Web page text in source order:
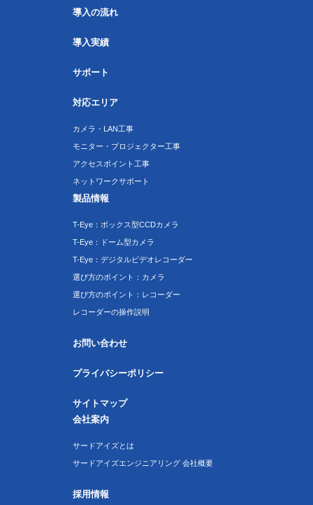
導入の流れ
導入実績
サポート
対応エリア
カメラ・LAN工事
モニター・プロジェクター工事
アクセスポイント工事
ネットワークサポート
製品情報
T-Eye：ボックス型CCDカメラ
T-Eye：ドーム型カメラ
T-Eye：デジタルビデオレコーダー
選び方のポイント：カメラ
選び方のポイント：レコーダー
レコーダーの操作説明
お問い合わせ
プライバシーポリシー
サイトマップ
会社案内
サードアイズとは
サードアイズエンジニアリング 会社概要
採用情報